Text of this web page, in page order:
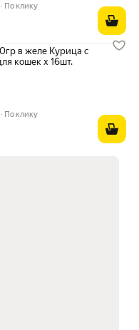
По клику
в желе Курица с
кошек х 16шт.
Пэй 4512 ₽ вместо
5
По клику